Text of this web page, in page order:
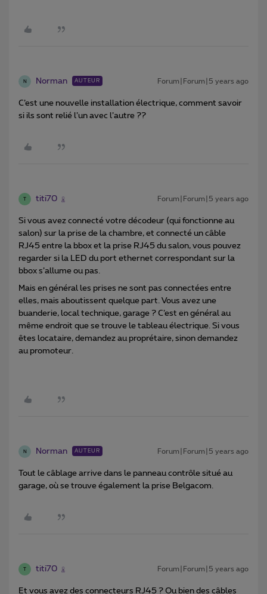
N Norman AUTEUR Forum|Forum|5 years ago
C’est une nouvelle installation électrique, comment savoir
si ils sont relié l’un avec l’autre ??
titi70 Forum|Forum|5 years ago
Si vous avez connecté votre décodeur (qui fonctionne au
salon) sur la prise de la chambre, et connecté un câble
RJ45 entre la bbox et la prise RJ45 du salon, vous pouvez
regarder si la LED du port ethernet correspondant sur la
bbox s’allume ou pas.
Mais en général les prises ne sont pas connectées entre
elles, mais aboutissent quelque part. Vous avez une
buanderie, local technique, garage ? C’est en général au
même endroit que se trouve le tableau électrique. Si vous
êtes locataire, demandez au proprétaire, sinon demandez
au promoteur.
N Norman AUTEUR Forum|Forum|5 years ago
Tout le câblage arrive dans le panneau contrôle situé au
garage, où se trouve également la prise Belgacom.
titi70 Forum|Forum|5 years ago
Et vous avez des connecteurs RJ45 ? Ou bien des câbles